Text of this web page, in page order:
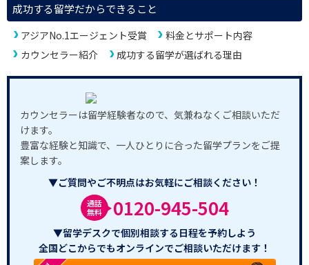
成功する留学だからできること
アジアNo.1エージェント受賞
料金とサポート内容
カウンセラー紹介
成功する留学が選ばれる理由
カウンセラーは留学経験者なので、気兼ねなくご相談いただ
けます。
豊富な経験と知識で、一人ひとりに合った留学プランをご提
案します。
▼ご質問やご不明点はお気軽にご相談ください！
通話
無料
0120-945-504
▼留学デスクで個別相談する日程を予約しよう
全国どこからでもオンラインでご相談いただけます！